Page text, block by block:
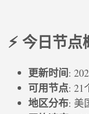
⚡ 今日节点
更新时间:
可用节点: 21
地区分布: 美